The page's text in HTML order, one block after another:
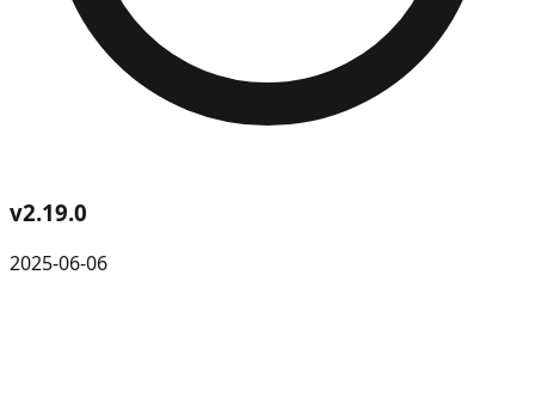
v2.19.0
2025-06-06